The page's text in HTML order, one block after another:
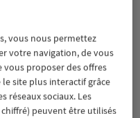
vous nous permettez
votre navigation, de vous
vous proposer des offres
site plus interactif grâce
réseaux sociaux. Les
peuvent être utilisés